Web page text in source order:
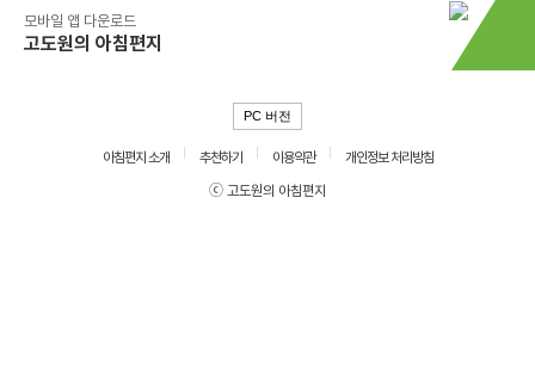
모바일 앱 다운로드
고도원의 아침편지
PC 버전
아침편지 소개 추천하기 이용약관
개인정보 처리방침
ⓒ 고도원의 아침편지